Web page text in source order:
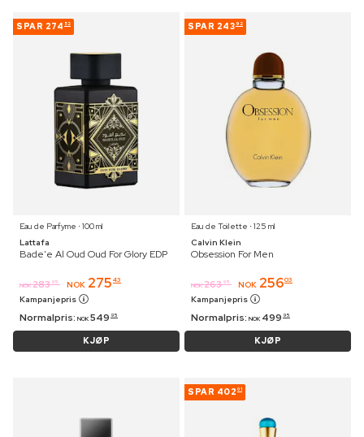
SPAR 274 52
Eau de Parfyme ⋅ 100 ml
Lattafa
Bade'e Al Oud Oud For Glory EDP
NOK 283 95 NOK 275 43
Kampanjepris
Normalpris: NOK 549 95
KJØP
SPAR 243 92
Eau de Toilette ⋅ 125 ml
Calvin Klein
Obsession For Men
NOK 263 95 NOK 25603
Kampanjepris
Normalpris: NOK 499 95
KJØP
SPAR 402 01